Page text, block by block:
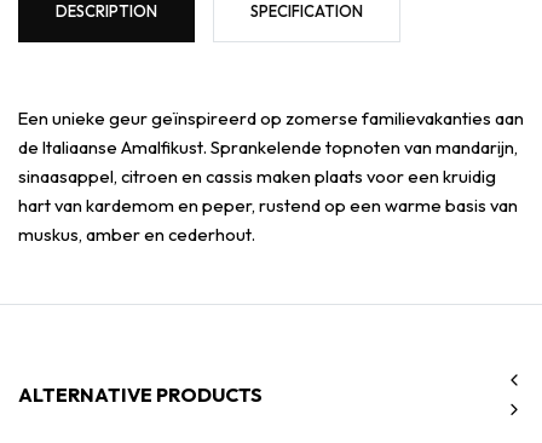
DESCRIPTION SPECIFICATION
Een unieke geur geïnspireerd op zomerse familievakanties aan
de Italiaanse Amalfikust. Sprankelende topnoten van mandarijn,
sinaasappel, citroen en cassis maken plaats voor een kruidig
hart van kardemom en peper, rustend op een warme basis van
muskus, amber en cederhout.
ALTERNATIVE PRODUCTS